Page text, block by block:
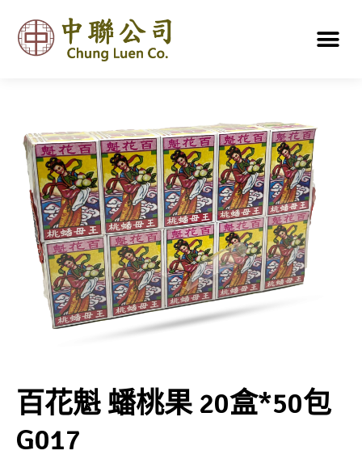
百花魁 蟠桃果 20盒*50包
G017